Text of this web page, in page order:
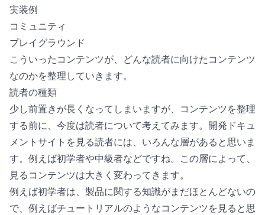
実装例
コミュニティ
プレイグラウンド
こういったコンテンツが、どんな読者に向けたコンテンツ
なのかを整理していきます。
読者の種類
少し前置きが長くなってしまいますが、コンテンツを整理
する前に、今度は読者について考えてみます。開発ドキュ
メントサイトを見る読者には、いろんな層があると思いま
す。例えば初学者や中級者などですね。この層によって、
見るコンテンツは大きく変わってきます。
例えば初学者は、製品に関する知識がまだほとんどないの
で、例えばチュートリアルのようなコンテンツを見ると思